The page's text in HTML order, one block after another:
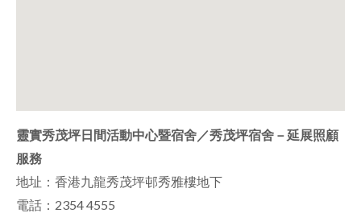
靈實秀茂坪日間活動中心暨宿舍／秀茂坪宿舍－延展照顧
服務
地址：香港九龍秀茂坪邨秀雅樓地下
電話：2354 4555